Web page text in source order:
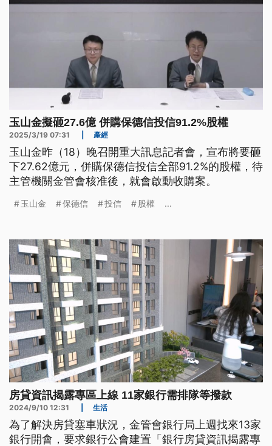
玉山金擬砸27.6億 併購保德信投信91.2%股權
2025/3/19 07:31 產經
玉山金昨（18）晚召開重大訊息記者會，宣布將要砸
下27.62億元，併購保德信投信全部91.2%的股權，待
主管機關金管會核准後，就會啟動收購案。
玉山金 保德信 投信 股權 ...
房貸資訊揭露專區上線 11家銀行需排隊等撥款
2024/9/10 12:31 生活
為了解決房貸塞車狀況，金管會銀行局上週找來13家
銀行開會，要求銀行公會建置「銀行房貸資訊揭露專